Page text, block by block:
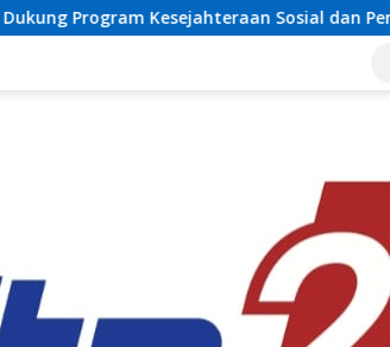
Sosial dan Pembangunan Daerah